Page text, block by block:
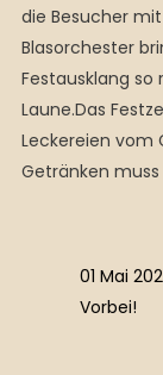
die Besucher
Blasorchester
Festausklang
Laune.Das
Leckereien vom
Getränken
01 Mai
Vorbei!